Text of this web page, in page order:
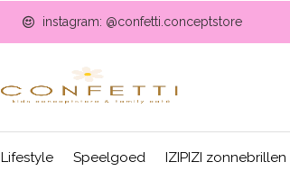
Lifestyle Speelgoed IZIPIZI zonnebrillen
instagram: @confetti.conceptstore